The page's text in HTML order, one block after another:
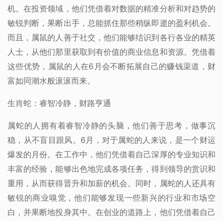
机。在投资领域，他们凭借着对数据的精准分析和对趋势的
敏锐判断，果断出手，总能抓住那些稍纵即逝的盈利机会。
而且，属鼠的人善于社交，他们能够结识到各行各业的精英
人士，从他们那里获取到有价值的商业信息和资源。凭借着
这些优势，属鼠的人在6月会不断拓展自己的赚钱渠道，财
富如同潮水般滚滚而来。
生肖蛇：睿智冷静，财路亨通
属蛇的人拥有着睿智冷静的头脑，他们善于思考，做事沉
稳，从不盲目跟风。6月，对于属蛇的人来说，是一个财运
爆发的月份。在工作中，他们凭借着自己深厚的专业知识和
丰富的经验，能够出色地完成各项任务，得到领导的赏识和
重用，从而获得晋升和加薪的机会。同时，属蛇的人还具有
敏锐的商业嗅觉，他们能够发现一些新兴的行业和市场空
白，并果断地投身其中。在创业的道路上，他们凭借着自己